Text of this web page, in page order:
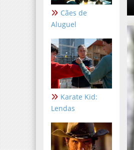
Cães de
Aluguel
Karate Kid:
Lendas